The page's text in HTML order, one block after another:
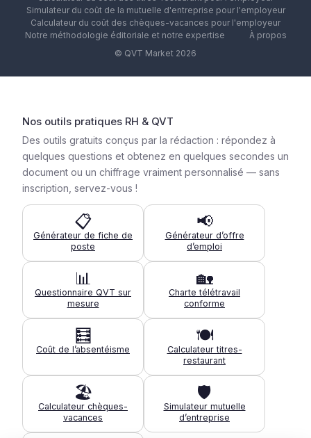
Simulateur du coût de la mutuelle d'entreprise pour l'employeur
Calculateur du coût des chèques-vacances pour l'employeur
Notre méthodologie éditoriale et notre expertise
À propos
© QVT Market 2026
Nos outils pratiques RH & QVT
Des outils gratuits conçus par la rédaction : répondez à
quelques questions et obtenez en quelques secondes un
document ou un chiffrage vraiment personnalisé — sans
inscription, servez-vous !
📋
Générateur de fiche de
poste
📢
Générateur d’offre
d’emploi
📊
Questionnaire QVT sur
mesure
🏡
Charte télétravail
conforme
🧮
Coût de l’absentéisme
🍽️
Calculateur titres-
restaurant
🏖️
Calculateur chèques-
vacances
🛡️
Simulateur mutuelle
d’entreprise